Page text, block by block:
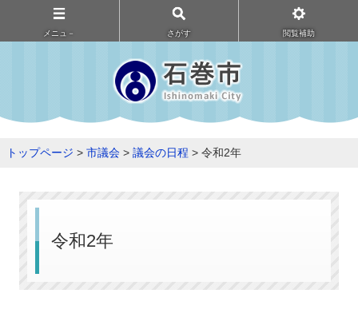
メニュ－ さがす 閲覧補助
トップページ > 市議会 > 議会の日程 > 令和2年
令和2年